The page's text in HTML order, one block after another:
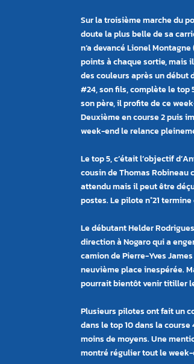
Sur la troisième marche du
doute la plus belle de sa
n’a devancé Lionel
points à chaque sortie, mais
des couleurs après un début
#24, son fils, complète le top
son père, il profite de ce
Deuxième en course 2 puis
week-end le relance
Le top 5, c’était l’objectif d’
cousin de Thomas
attendu mais il peut être
postes. Le pilote n°21
Le débutant Helder
direction à Nogaro qui a
camion de Pierre-Yves
neuvième place inespérée.
pourrait bientôt venir titiller
Plusieurs pilotes ont fait un
dans le top 10 dans la
moins de moyens. Une
montré régulier tout le week-